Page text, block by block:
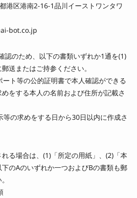
港区港南2-16-1品川イーストワンタワ
bot.co.jp
認のため、以下の書類いずれか1通を(1)
送またはご持参ください。
ト等の公的証明書で本人確認ができる
をする本人の名前および住所が記載さ
の求めをする日から30日以内に作成さ
る場合は、(1)「所定の用紙」、(2)「本
のAのいずれか一つおよびBの書類も郵